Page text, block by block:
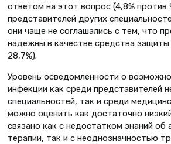
ответом на этот вопрос (4,8% против
представителей других
они чаще не соглашались с тем, что
надежны в качестве средства защиты
28,7%).
Уровень осведомленности о
инфекции как среди представителей
специальностей, так и среди
можно оценить как достаточно
связано как с недостатком знаний об
терапии, так и с неоднозначностью